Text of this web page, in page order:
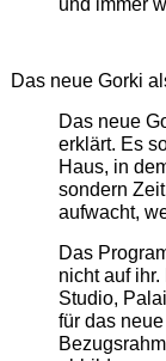
und immer
Das neue Gorki
Das neue
erklärt. Es
Haus, in
sondern
aufwacht,
Das
nicht auf
Studio,
für das